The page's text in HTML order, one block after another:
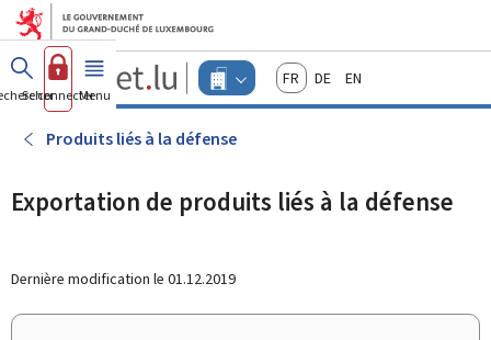
Aller au menu principal
Aller au contenu
Guichet.lu
Changer
d'espace
Menu
actif
FrançaisDeutschEnglish
Se connecterMenu principal
Produits liés à la défense
Exportation de produits liés à la défense
Dernière modification le 01.12.2019